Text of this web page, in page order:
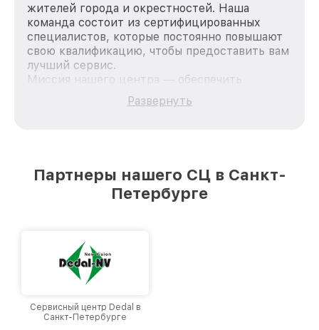
жителей города и окрестностей. Наша
команда состоит из сертифицированных
специалистов, которые постоянно повышают
свою квалификацию, чтобы предоставить вам
лучший сервис.
Миссия нашего центра — обеспечить
качественный и доступный ремонт для
каждого пользователя продукции Dali, вне
лучшим сервисным центром Dali в городе
Санкт-Петербурге, постоянно повышая
Развернуть
Партнеры нашего СЦ в Санкт-
Петербурге
Сервисный центр Dedal в
Санкт-Петербурге